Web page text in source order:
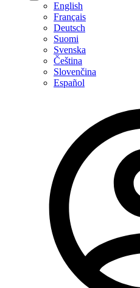
English
Français
Deutsch
Suomi
Svenska
Čeština
Slovenčina
Español